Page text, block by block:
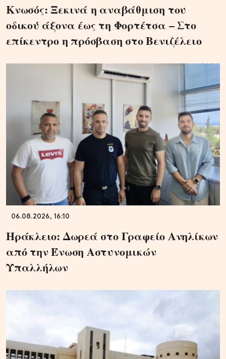
Κνωσός: Ξεκινά η αναβάθμιση του
οδικού άξονα έως τη Φορτέτσα – Στο
επίκεντρο η πρόσβαση στο Βενιζέλειο
06.08.2026, 16:10
Ηράκλειο: Δωρεά στο Γραφείο Ανηλίκων
από την Ένωση Αστυνομικών
Υπαλλήλων